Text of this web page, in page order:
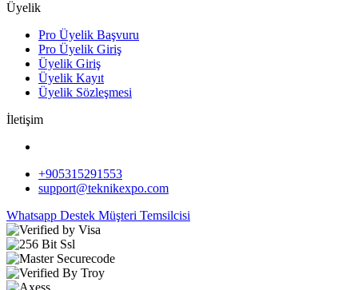
Üyelik
Pro Üyelik Başvuru
Pro Üyelik Giriş
Üyelik Giriş
Üyelik Kayıt
Üyelik Sözleşmesi
İletişim
+905315291553
support@teknikexpo.com
Whatsapp Destek Müşteri Temsilcisi